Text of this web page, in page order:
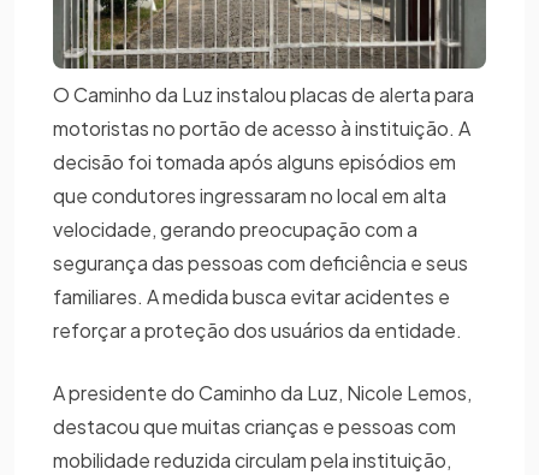
O Caminho da Luz instalou placas de alerta para
motoristas no portão de acesso à instituição. A
decisão foi tomada após alguns episódios em
que condutores ingressaram no local em alta
velocidade, gerando preocupação com a
segurança das pessoas com deficiência e seus
familiares. A medida busca evitar acidentes e
reforçar a proteção dos usuários da entidade.
A presidente do Caminho da Luz, Nicole Lemos,
destacou que muitas crianças e pessoas com
mobilidade reduzida circulam pela instituição,